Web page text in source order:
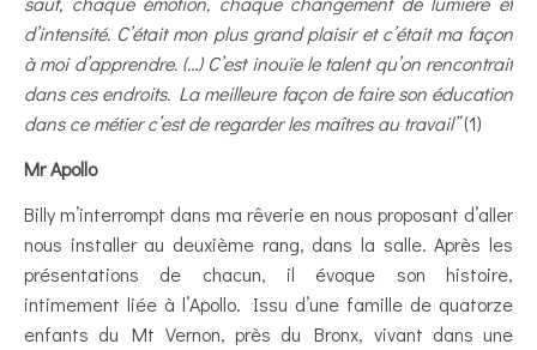
d’intensité. C’était mon plus grand plaisir et c’était ma façon
à moi d’apprendre. (…) C’est inouïe le talent qu’on rencontrait
dans ces endroits. La meilleure façon de faire son éducation
dans ce métier c’est de regarder les maîtres au travail”(1)
Mr Apollo
Billy m’interrompt dans ma rêverie en nous proposant d’aller
nous installer au deuxième rang, dans la salle. Après les
présentations de chacun, il évoque son histoire,
intimement liée à l’Apollo. Issu d’une famille de quatorze
enfants du Mt Vernon, près du Bronx, vivant dans une